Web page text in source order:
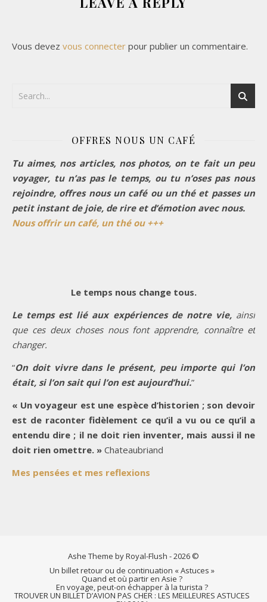
Vous devez vous connecter pour publier un commentaire.
OFFRES NOUS UN CAFÉ
Tu aimes, nos articles, nos photos, on te fait un peu
voyager, tu n’as pas le temps, ou tu n’oses pas nous
rejoindre, offres nous un café ou un thé et passes un
petit instant de joie, de rire et d’émotion avec nous.
Nous offrir un café, un thé ou +++
Le temps nous change tous.
Le temps est lié aux expériences de notre vie, ainsi
que ces deux choses nous font apprendre, connaître et
changer.
“On doit vivre dans le présent, peu importe qui l’on
était, si l’on sait qui l’on est aujourd’hui.”
« Un voyageur est une espèce d’historien ; son devoir
est de raconter fidèlement ce qu’il a vu ou ce qu’il a
entendu dire ; il ne doit rien inventer, mais aussi il ne
doit rien omettre. » Chateaubriand
Mes pensées et mes reflexions
Ashe Theme by Royal-Flush - 2026 ©
Un billet retour ou de continuation « Astuces »
Quand et où partir en Asie ?
En voyage, peut-on échapper à la turista ?
TROUVER UN BILLET D’AVION PAS CHER : LES MEILLEURES ASTUCES